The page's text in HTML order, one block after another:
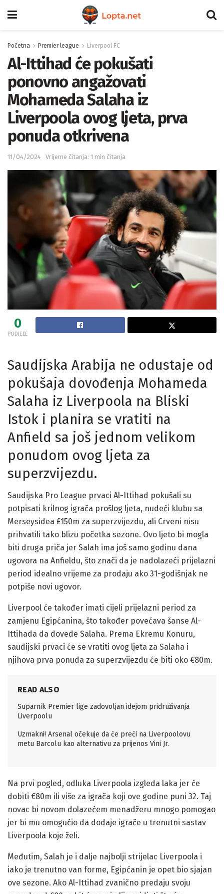
Početna Premier league Liverpool FC
Al-Ittihad će pokušati
ponovno angažovati
Mohameda Salaha iz
Liverpoola ovog ljeta, prva
ponuda otkrivena
11/04/2024 Vrijeme čitanja: 1 min čitanja
0
PODJELE
Saudijska Arabija ne odustaje od
pokušaja dovođenja Mohameda
Salaha iz Liverpoola na Bliski
Istok i planira se vratiti na
Anfield sa još jednom velikom
ponudom ovog ljeta za
superzvijezdu.
Saudijska Pro League prvaci Al-Ittihad pokušali su
potpisati krilnog igrača prošlog ljeta, nudeći klubu sa
Merseysidea £150m za superzvijezdu, ali Crveni nisu
prihvatili tako blizu početka sezone. Ovo ljeto bi mogla
biti druga priča jer Salah ima još samo godinu dana
ugovora na Anfieldu, što znači da je nadolazeći prijelazni
period idealno vrijeme za prodaju ako 31-godišnjak ne
potpiše novi ugovor.
Liverpool će također imati cijeli prijelazni period za
zamjenu Egipćanina, što također povećava šanse Al-
Ittihada da dovede Salaha. Prema Ekremu Konuru,
saudijski prvaci će se vratiti ovog ljeta za Salaha i
njihova prva ponuda za superzvijezdu će biti oko €80m.
READ ALSO
Suparnik Premier lige zadovoljan idejom pridruživanja
Liverpoolu
Uzmakni! Arsenal očekuje da će preći na Liverpoolovu
metu Barcolu kao alternativu za prijenos Vini Jr.
Na prvi pogled, odluka Liverpoola izgleda laka jer će
dobiti €80m ili više za igrača koji ove godine puni 32. Taj
novac bi novom dolazećem menadžeru mnogo pomogao
jer bi mu omogućio da dodaje igrače u trenutni sastav
Liverpoola koje želi.
Međutim, Salah je i dalje najbolji strijelac Liverpoola i
iako je trenutno van forme, Egipćanin je opet bio sjajan
ove sezone. Ako Al-Ittihad zvanično predaju svoju